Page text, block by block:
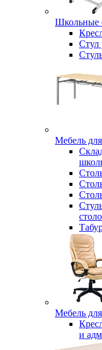
Школьные
Стул
Мебель
Мебель
и